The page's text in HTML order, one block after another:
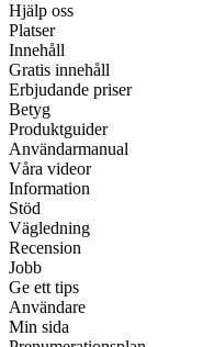
Hjälp oss
Platser
Innehåll
Gratis innehåll
Erbjudande priser
Betyg
Produktguider
Användarmanual
Våra videor
Information
Stöd
Vägledning
Recension
Jobb
Ge ett tips
Användare
Min sida